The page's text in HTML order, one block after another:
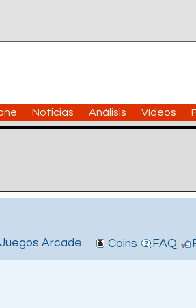
Noticias Análisis Vídeos
Juegos Arcade Coins FAQ